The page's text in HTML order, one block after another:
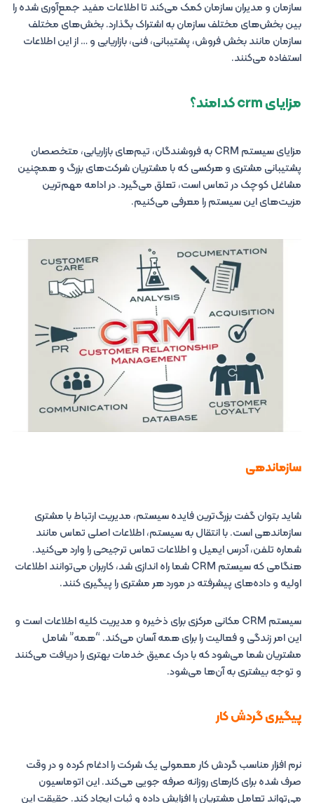
سازمان و مدیران سازمان کمک می‌کند تا اطلاعات مفید جمع‌آوری شده را
بین بخش‌های مختلف سازمان به اشتراک بگذارد. بخش‌های مختلف
سازمان مانند بخش فروش، پشتیبانی، فنی، بازاریابی و … از این اطلاعات
استفاده می‌کنند.
مزایای crm کدامند؟
مزایای سیستم CRM به فروشندگان، تیم‌های بازاریابی، متخصصان
پشتیبانی مشتری و هرکسی که با مشتریان شرکت‌های بزرگ و همچنین
مشاغل کوچک در تماس است، تعلق می‌گیرد. در ادامه مهم‌ترین
مزیت‌های این سیستم را معرفی می‌کنیم.
سازماندهی
شاید بتوان گفت بزرگ‌ترین فایده سیستم‌، مدیریت ارتباط با مشتری
سازماندهی است. با انتقال به سیستم، اطلاعات اصلی تماس مانند
شماره تلفن، آدرس ایمیل و اطلاعات تماس ترجیحی را وارد می‌کنید.
هنگامی که سیستم CRM شما راه اندازی شد، کاربران می‌توانند اطلاعات
اولیه و داده‌های پیشرفته در مورد هر مشتری را پیگیری کنند.
سیستم CRM مکانی مرکزی برای ذخیره و مدیریت کلیه اطلاعات است و
این امر زندگی و فعالیت را برای همه آسان می‌کند. “همه” شامل
مشتریان شما می‌شود که با درک عمیق خدمات بهتری را دریافت می‌کنند
و توجه بیشتری به آن‌ها می‌شود.
پیگیری گردش کار
نرم افزار مناسب گردش کار معمولی یک شرکت را ادغام کرده و در وقت
صرف شده برای کارهای روزانه صرفه جویی می‌کند. این اتوماسیون
می‌تواند تعامل مشتریان را افزایش داده و ثبات ایجاد کند. حقیقت این